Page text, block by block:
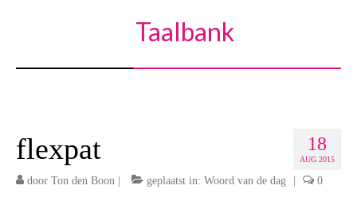
Taalbank
18
AUG 2015
flexpat
door Ton den Boon geplaatst in: Woord van de dag 0